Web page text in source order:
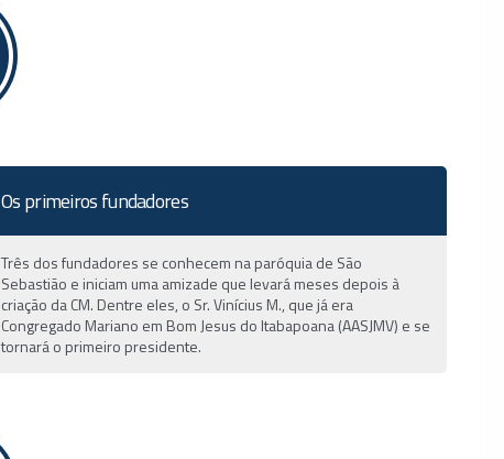
Os primeiros fundadores
Três dos fundadores se conhecem na paróquia de São
Sebastião e iniciam uma amizade que levará meses depois à
criação da CM. Dentre eles, o Sr. Vinícius M., que já era
Congregado Mariano em Bom Jesus do Itabapoana (AASJMV) e se
tornará o primeiro presidente.